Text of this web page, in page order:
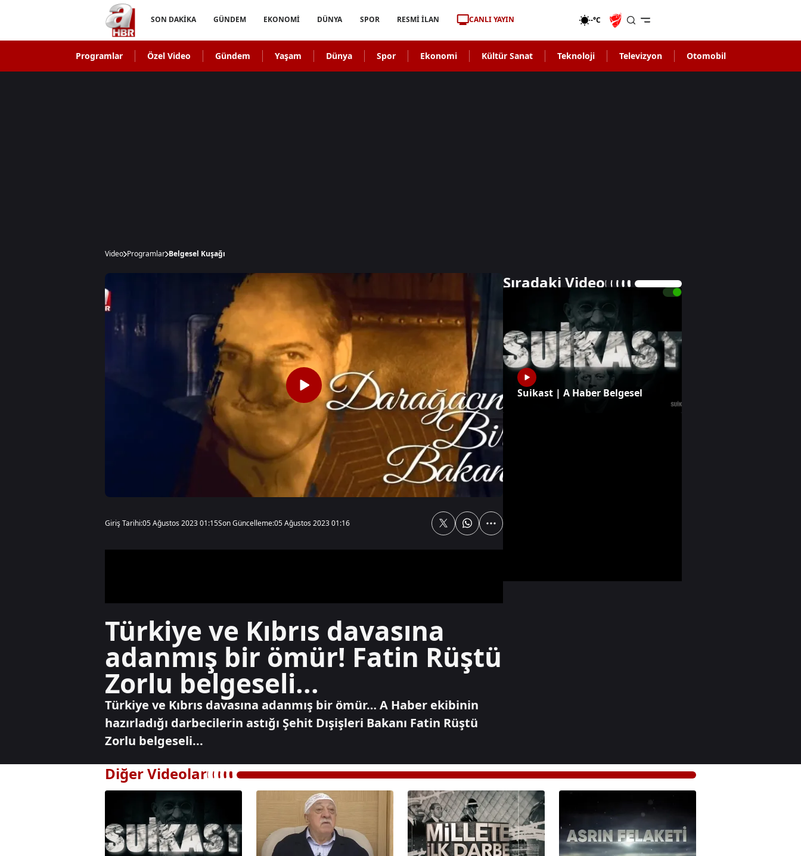
SON DAKİKA GÜNDEM EKONOMİ DÜNYA SPOR RESMİ İLAN CANLI YAYIN -°C
Programlar Özel Video Gündem Yaşam Dünya Spor Ekonomi Kültür Sanat Teknoloji Televizyon Otomobil
Video Programlar Belgesel Kuşağı
Giriş Tarihi:05 Ağustos 2023 01:15Son Güncelleme:05 Ağustos 2023 01:16
Türkiye ve Kıbrıs davasına
adanmış bir ömür! Fatin Rüştü
Zorlu belgeseli...
Türkiye ve Kıbrıs davasına adanmış bir ömür… A Haber ekibinin
hazırladığı darbecilerin astığı Şehit Dışişleri Bakanı Fatin Rüştü
Zorlu belgeseli...
Sıradaki Video
Sonraki videoyu oynat
Suikast | A Haber Belgesel
Diğer Videolar